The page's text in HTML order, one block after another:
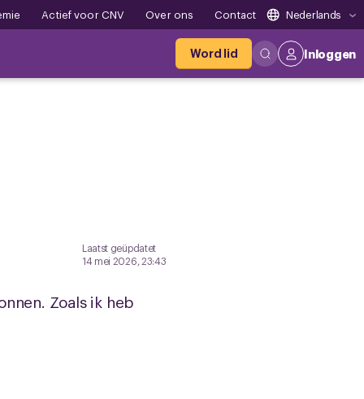
Actief voor CNV Over ons Contact Nederlands
Word lid Inloggen
Laatst geüpdatet
14 mei 2026, 23:43
Zoals ik heb